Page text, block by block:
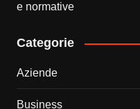
e normative
Categorie
Aziende
Business